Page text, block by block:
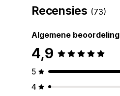
Recensies (73)
Algemene beoordeling
4,9
5
4